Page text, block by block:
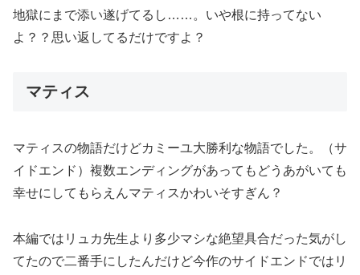
地獄にまで添い遂げてるし……。いや根に持ってない
よ？？思い返してるだけですよ？
マティス
マティスの物語だけどカミーユ大勝利な物語でした。（サ
イドエンド）複数エンディングがあってもどうあがいても
幸せにしてもらえんマティスかわいそすぎん？
本編ではリュカ先生より多少マシな絶望具合だった気がし
てたので二番手にしたんだけど今作のサイドエンドではリ